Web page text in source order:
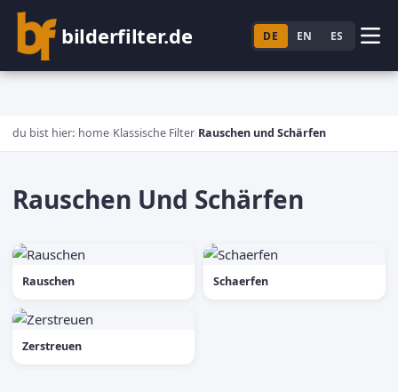
bilderfilter.de DE EN ES
du bist hier: home Klassische Filter Rauschen und Schärfen
Rauschen Und Schärfen
Rauschen Schaerfen
Zerstreuen